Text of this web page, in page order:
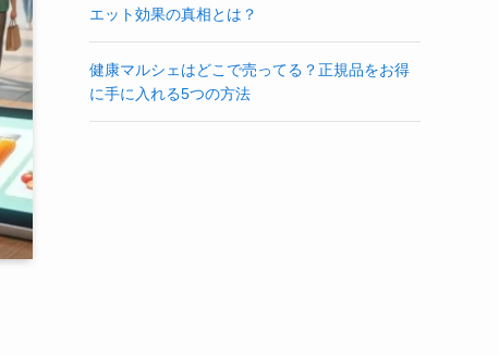
エット効果の真相とは？
健康マルシェはどこで売ってる？正規品をお得
に手に入れる5つの方法